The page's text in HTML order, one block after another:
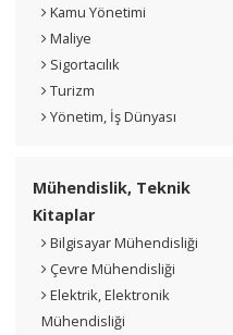
Kamu Yönetimi
Maliye
Sigortacılık
Turizm
Yönetim, İş Dünyası
Mühendislik, Teknik
Kitaplar
Bilgisayar Mühendisliği
Çevre Mühendisliği
Elektrik, Elektronik
Mühendisliği